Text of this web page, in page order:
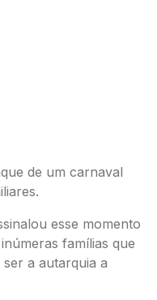
de um carnaval
esse momento
famílias que
a autarquia a